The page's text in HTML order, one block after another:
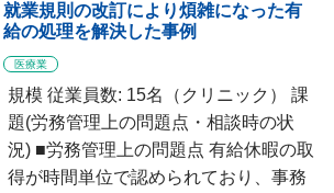
就業規則の改訂により煩雑になった有
給の処理を解決した事例
医療業
規模 従業員数: 15名（クリニック） 課
題(労務管理上の問題点・相談時の状
況) ■労務管理上の問題点 有給休暇の取
得が時間単位で認められており、事務